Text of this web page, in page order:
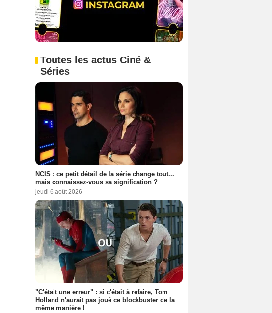
Toutes les actus Ciné &
Séries
NCIS : ce petit détail de la série change tout...
mais connaissez-vous sa signification ?
jeudi 6 août 2026
"C'était une erreur" : si c'était à refaire, Tom
Holland n'aurait pas joué ce blockbuster de la
même manière !